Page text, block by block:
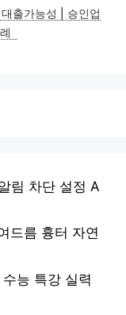
출가능성 | 승인업
림 차단 설정 A
드름 흉터 자연
능 특강 실력